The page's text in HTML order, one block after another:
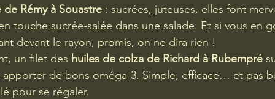
Rémy à Souastre : sucrées, juteuses, elles font
touche sucrée-salée dans une salade. Et si vous en
devant le rayon, promis, on ne dira rien !
un filet des huiles de colza de Richard à Rubempré
apporter de bons oméga-3. Simple, efficace… et pas
pour se régaler.